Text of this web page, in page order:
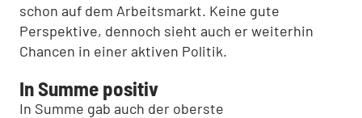
schon auf dem Arbeitsmarkt. Keine gute
Perspektive, dennoch sieht auch er weiterhin
Chancen in einer aktiven Politik.
In Summe positiv
In Summe gab auch der oberste